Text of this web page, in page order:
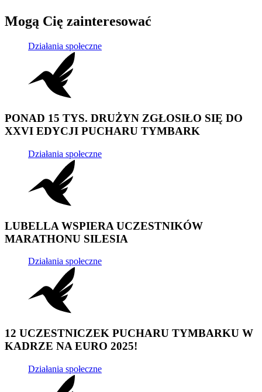
Mogą Cię zainteresować
Działania społeczne
PONAD 15 TYS. DRUŻYN ZGŁOSIŁO SIĘ DO
XXVI EDYCJI PUCHARU TYMBARK
Działania społeczne
LUBELLA WSPIERA UCZESTNIKÓW
MARATHONU SILESIA
Działania społeczne
12 UCZESTNICZEK PUCHARU TYMBARKU W
KADRZE NA EURO 2025!
Działania społeczne